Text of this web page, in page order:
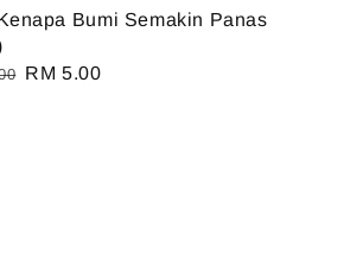
Bumi Semakin Panas
Sale
RM 5.00